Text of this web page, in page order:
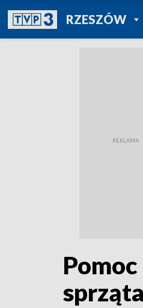
RZESZÓW
POWRÓT
TVP